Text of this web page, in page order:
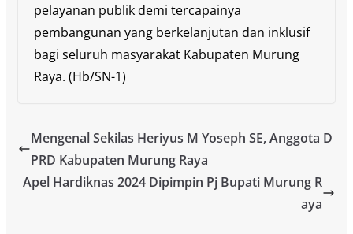
pelayanan publik demi tercapainya
pembangunan yang berkelanjutan dan inklusif
bagi seluruh masyarakat Kabupaten Murung
Raya. (Hb/SN-1)
Mengenal Sekilas Heriyus M Yoseph SE, Anggota D
PRD Kabupaten Murung Raya
Apel Hardiknas 2024 Dipimpin Pj Bupati Murung R
aya